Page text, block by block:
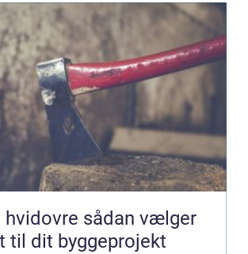
sådan vælger
til dit byggeprojekt